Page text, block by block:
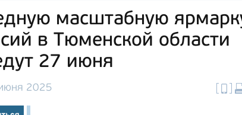
масштабную
в Тюменской области
27 июня
2025